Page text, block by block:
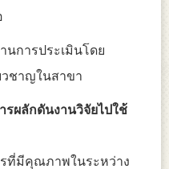
นการประเมินโดย
ชาญในสาขา
ผลักดันงานวิจัยไปใช้
ที่มีคุณภาพในระหว่าง